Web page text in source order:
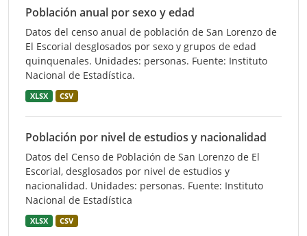
Población anual por sexo y edad
Datos del censo anual de población de San Lorenzo de
El Escorial desglosados por sexo y grupos de edad
quinquenales. Unidades: personas. Fuente: Instituto
Nacional de Estadística.
XLSX CSV
Población por nivel de estudios y nacionalidad
Datos del Censo de Población de San Lorenzo de El
Escorial, desglosados por nivel de estudios y
nacionalidad. Unidades: personas. Fuente: Instituto
Nacional de Estadística
XLSX CSV